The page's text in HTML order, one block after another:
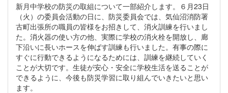
新月中学校の防災の取組について一部紹介します。６月23日
（火）の委員会活動の日に、防災委員会では、気仙沼消防署
古町出張所の職員の皆様をお招きして、消火訓練を行いまし
た。消火器の使い方の他、実際に学校の消火栓を開放し、廊
下沿いに長いホースを伸ばす訓練も行いました。有事の際に
すぐに行動できるようになるためには、訓練を継続していく
ことが大切です。生徒が安心・安全に学校生活を送ることが
できるように、今後も防災学習に取り組んでいきたいと思い
ます。